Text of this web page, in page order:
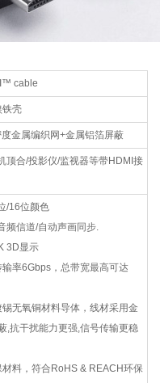
cable
铁壳
金属编织网+金属铝箔屏蔽
顶合/投影仪/监视器等带HDMI接
/16位颜色
频信道/自动声画同步.
3D显示
率6Gbps，总带宽最高可达
无氧铜材料导体，线材采用金
,抗干扰能力更强,信号传输更稳
料，符合RoHS & REACH环保